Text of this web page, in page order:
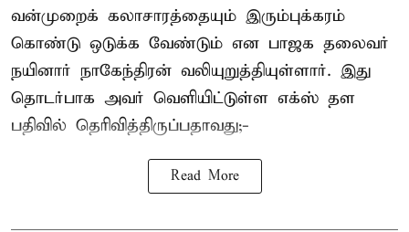
வன்முறைக் கலாசாரத்தையும் இரும்புக்கரம்
கொண்டு ஒடுக்க வேண்டும் என பாஜக தலைவர்
நயினார் நாகேந்திரன் வலியுறுத்தியுள்ளார். இது
தொடர்பாக அவர் வெளியிட்டுள்ள எக்ஸ் தள
பதிவில் தெரிவித்திருப்பதாவது;-
Read More